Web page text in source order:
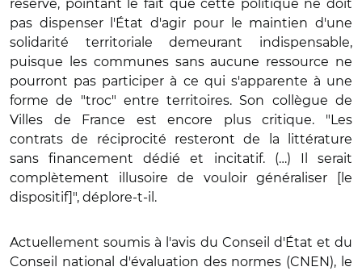
réservé, pointant le fait que cette politique ne doit
pas dispenser l'État d'agir pour le maintien d'une
solidarité territoriale demeurant indispensable,
puisque les communes sans aucune ressource ne
pourront pas participer à ce qui s'apparente à une
forme de "troc" entre territoires. Son collègue de
Villes de France est encore plus critique. "Les
contrats de réciprocité resteront de la littérature
sans financement dédié et incitatif. (…) Il serait
complètement illusoire de vouloir généraliser [le
dispositif]", déplore-t-il.
Actuellement soumis à l'avis du Conseil d'État et du
Conseil national d'évaluation des normes (CNEN), le